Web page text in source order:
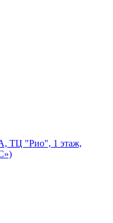
ТЦ "Рио", 1 этаж,